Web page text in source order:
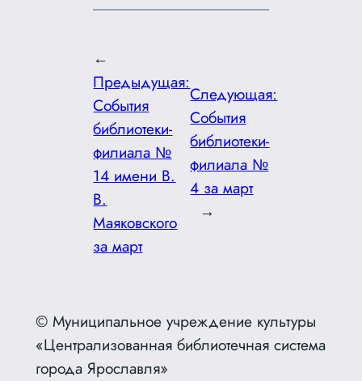
←
Предыдущая:
События
библиотеки-
филиала №
14 имени В.
В.
Маяковского
за март
Следующая:
События
библиотеки-
филиала №
4 за март
→
© Муниципальное учреждение культуры
«Централизованная библиотечная система
города Ярославля»